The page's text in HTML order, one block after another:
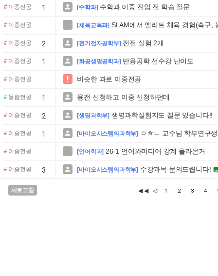
#이중전공 1  [수학과]수학과 이중 진입 전 학습 질문
#이중전공 [체육교육과]SLAM에서 엘리트 체육 경험(축구,
#이중전공 2  [전기전자공학부]전전 실험 2개
#이중전공 1  [화공생명공학과]반응공학 선수강 난이도
#이중전공  비슷한 과로 이중전공
#융합전공 1  융전 신청하고 이중 신청하던데
#이중전공 2  [생명과학부]생명과학실험지도 질문 있습니다!!
#이중전공 1  [바이오시스템의과학부]ㅇㅎㄴ 교수님 학부연구생
#이중전공 [언어학과] 26-1 언어와미디어 강계 올라온거
#이중전공 3  [바이오시스템의과학부]수강과목 문의드립니다!
새로고침 ◀◀ ◁ 1 2 3 4